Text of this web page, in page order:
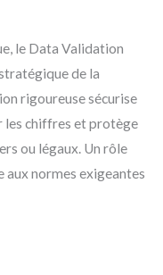
le Data Validation
de la
rigoureuse sécurise
les chiffres et protège
ou légaux. Un rôle
normes exigeantes